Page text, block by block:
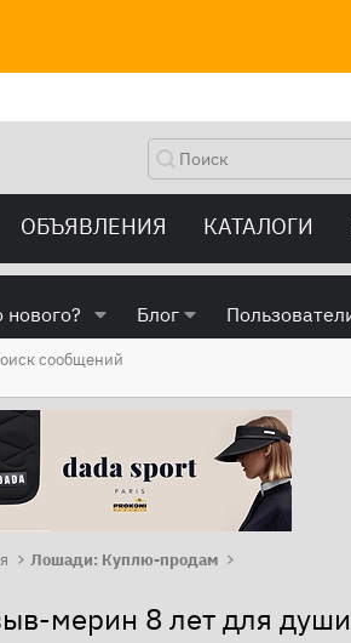
ОБЪЯВЛЕНИЯ КАТАЛОГИ
нового? Блог
сообщений
Лошади: Куплю-продам
мерин 8 лет для